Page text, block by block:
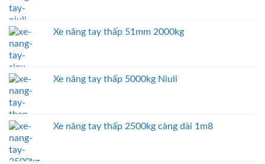
Xe nâng tay thấp 51mm 2000kg
Xe nâng tay thấp 5000kg Niuli
Xe nâng tay thấp 2500kg càng dài 1m8